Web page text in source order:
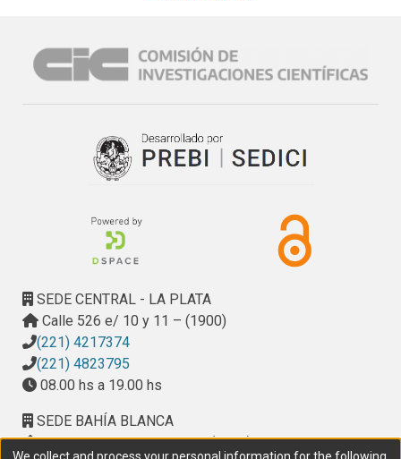
SEDE CENTRAL - LA PLATA
Calle 526 e/ 10 y 11 – (1900)
(221) 4217374
(221) 4823795
08.00 hs a 19.00 hs
SEDE BAHÍA BLANCA
Calle Ciudad de Cali 320 – (8000). Universidad